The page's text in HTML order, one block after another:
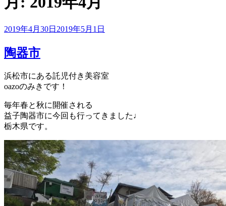
投
日:
2019年4月30日 2019年5月1日
陶器市
浜松市にある託児付き美容室
oazoのみきです！
毎年春と秋に開催される
益子陶器市に今回も行ってきました♩
栃木県です。